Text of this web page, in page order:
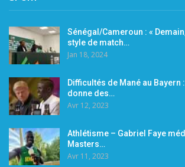
Sénégal/Cameroun : «
style de match…
Jan 18, 2024
Difficultés de Mané au Bayern
donne des…
Avr 12, 2023
Athlétisme – Gabriel Faye
Masters…
Avr 11, 2023